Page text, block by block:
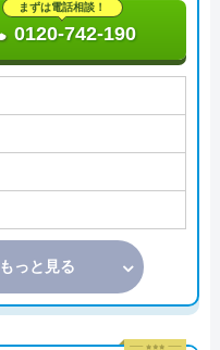
まずは電話相談！
0120-742-190
っと見る